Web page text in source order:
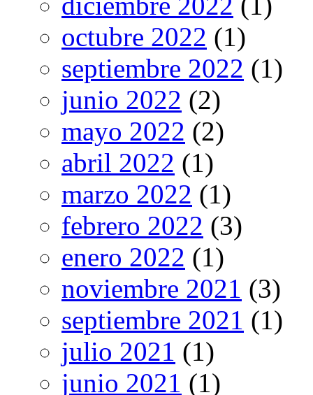
octubre 2022 (1)
septiembre 2022 (1)
junio 2022 (2)
mayo 2022 (2)
abril 2022 (1)
marzo 2022 (1)
febrero 2022 (3)
enero 2022 (1)
noviembre 2021 (3)
septiembre 2021 (1)
julio 2021 (1)
junio 2021 (1)